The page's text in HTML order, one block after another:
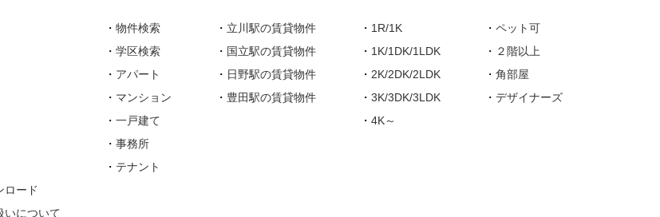
ロード
いについて
・ 物件検索
・ 学区検索
・ アパート
・ マンション
・ 一戸建て
・ 事務所
・ テナント
・ 立川駅の賃貸物件
・ 国立駅の賃貸物件
・ 日野駅の賃貸物件
・ 豊田駅の賃貸物件
・ 1R/1K
・ 1K/1DK/1LDK
・ 2K/2DK/2LDK
・ 3K/3DK/3LDK
・ 4K～
・ ペット可
・ ２階以上
・ 角部屋
・ デザイナーズ